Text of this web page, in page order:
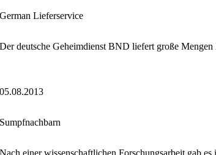
German Lieferservice
Der deutsche Geheimdienst BND liefert große
05.08.2013
Sumpfnachbarn